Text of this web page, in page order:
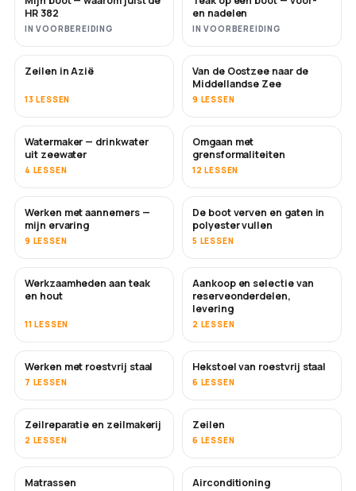
HR 382
IN VOORBEREIDING
en nadelen
IN VOORBEREIDING
BINNENKORT
Zeilen in Azië
13 LESSEN
BINNENKORT
Van de Oostzee naar de
Middellandse Zee
9 LESSEN
BINNENKORT
Watermaker — drinkwater
uit zeewater
4 LESSEN
Omgaan met
grensformaliteiten
12 LESSEN
BINNENKORT
Werken met aannemers —
mijn ervaring
9 LESSEN
BINNENKORT
De boot verven en gaten in
polyester vullen
5 LESSEN
Werkzaamheden aan teak
en hout
11 LESSEN
BINNENKORT
Aankoop en selectie van
reserveonderdelen,
levering
2 LESSEN
BINNENKORT
Werken met roestvrij staal
7 LESSEN
Hekstoel van roestvrij staal
6 LESSEN
BINNENKORT
Zeilreparatie en zeilmakerij
2 LESSEN
Zeilen
6 LESSEN
Matrassen BINNENKORT
Airconditioning